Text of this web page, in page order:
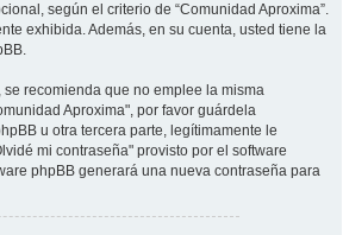
según el criterio de “Comunidad Aproxima”.
exhibida. Además, en su cuenta, usted tiene la
recomienda que no emplee la misma
Aproxima", por favor guárdela
u otra tercera parte, legítimamente le
mi contraseña" provisto por el software
phpBB generará una nueva contraseña para